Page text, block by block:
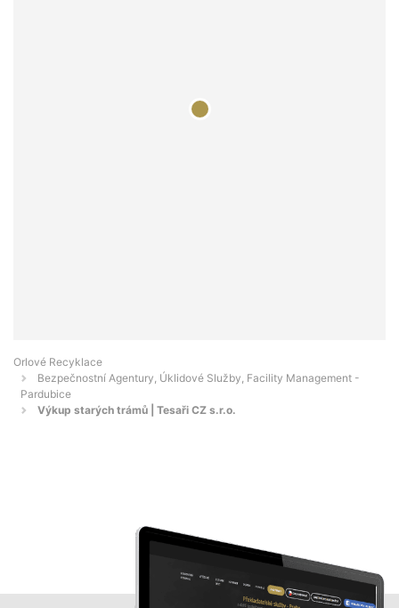
Orlové Recyklace
Bezpečnostní Agentury, Úklidové Služby, Facility Management -
Pardubice
Výkup starých trámů | Tesaři CZ s.r.o.